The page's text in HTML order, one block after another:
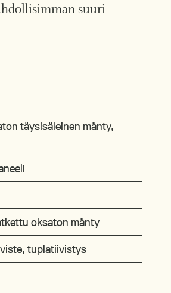
suuri
täysisäleinen mänty,
oksaton mänty
tuplatiivistys